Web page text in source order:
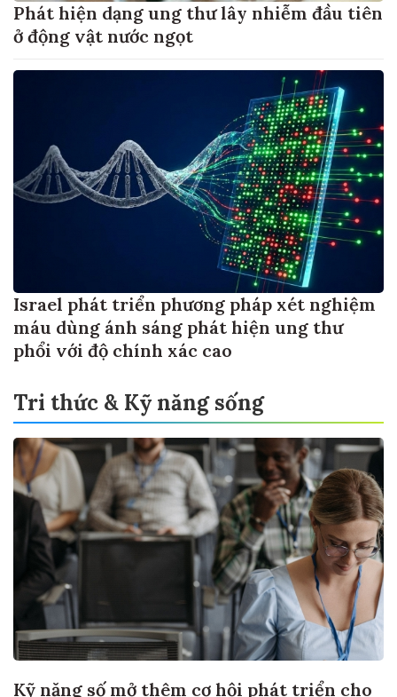
Phát hiện dạng ung thư lây nhiễm đầu tiên
ở động vật nước ngọt
Israel phát triển phương pháp xét nghiệm
máu dùng ánh sáng phát hiện ung thư
phổi với độ chính xác cao
Tri thức & Kỹ năng sống
Kỹ năng số mở thêm cơ hội phát triển cho